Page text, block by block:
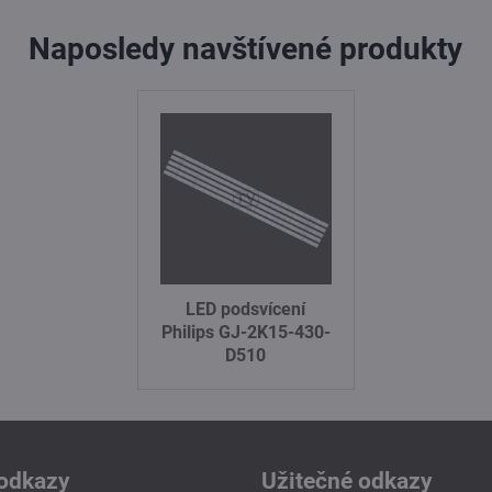
Naposledy navštívené produkty
LED podsvícení
Philips GJ-2K15-430-
D510
Užitečné odkazy